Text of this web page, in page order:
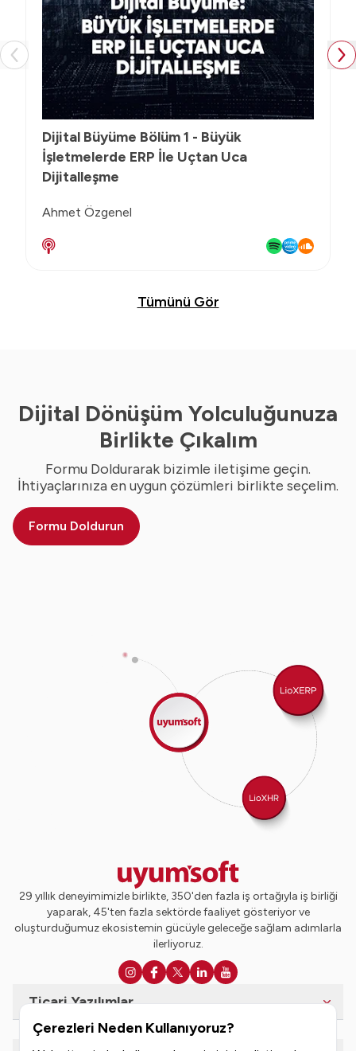
Çerezleri Neden Kullanıyoruz?
Dijital Büyüme Bölüm 1 - Büyük
İşletmelerde ERP İle Uçtan Uca
Dijitalleşme
Ahmet Özgenel
Tümünü Gör
Dijital Dönüşüm Yolculuğunuza
Birlikte Çıkalım
Formu Doldurarak bizimle iletişime geçin.
İhtiyaçlarınıza en uygun çözümleri birlikte seçelim.
Formu Doldurun
29 yıllık deneyimimizle birlikte, 350'den fazla iş ortağıyla iş birliği
yaparak, 45'ten fazla sektörde faaliyet gösteriyor ve
oluşturduğumuz ekosistemin gücüyle geleceğe sağlam adımlarla
ilerliyoruz.
Ticari Yazılımlar